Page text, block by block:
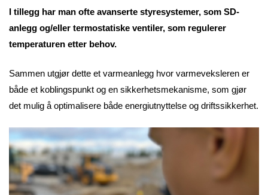
I tillegg har man ofte avanserte styresystemer, som SD-
anlegg og/eller termostatiske ventiler, som regulerer
temperaturen etter behov.
Sammen utgjør dette et varmeanlegg hvor varmeveksleren er
både et koblingspunkt og en sikkerhetsmekanisme, som gjør
det mulig å optimalisere både energiutnyttelse og driftssikkerhet.